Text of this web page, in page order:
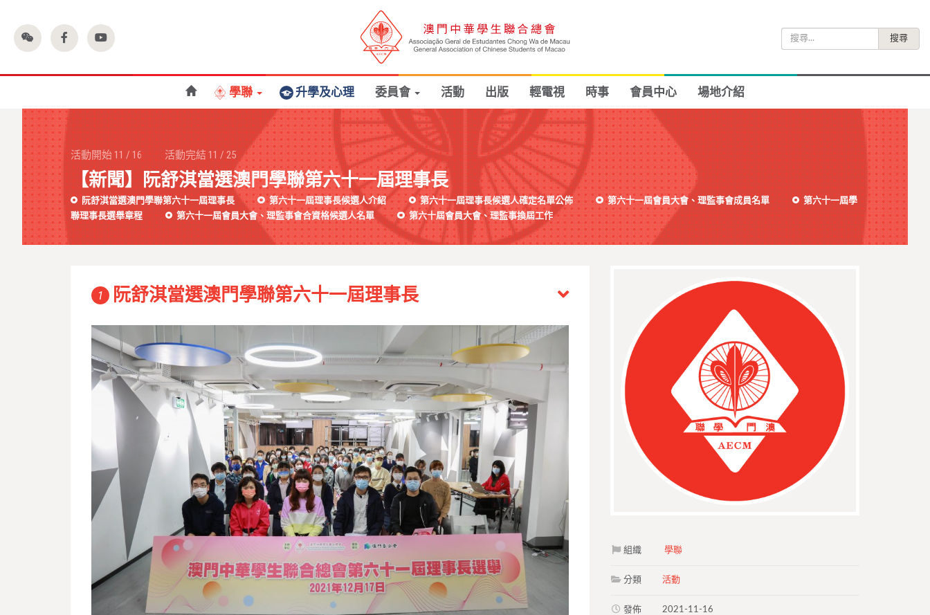
尋
學聯 升學及心理 委員會 活動 出版 輕電視 時事 會員中心 場地介紹
活動開始11/16 活動完結 11/25
【新聞】阮舒淇當選澳門學聯第六十一屆理事長
阮舒淇當選澳門學聯第六十一屆理事長 第六十一屆理事長候選人介紹 第六十一屆理事長候選人確定名單公佈 第六十一屆會員大會、理監事會成員名單
第六十一屆學
聯理事長選舉章程
第六十一屆會員大會、理監事會合資格候選人名單 第六十屆會員大會、理監事換屆工作
1 阮舒淇當選澳門學聯第六十一屆理事長
組織 學聯
分類 活動
發佈 2021-11-16